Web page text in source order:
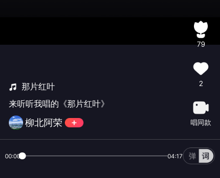
那片红叶
来听听我唱的《那片红叶》
柳北阿荣
79
2
唱同款
00:00 04:17